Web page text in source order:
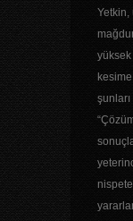
Yetkin,
yüksek